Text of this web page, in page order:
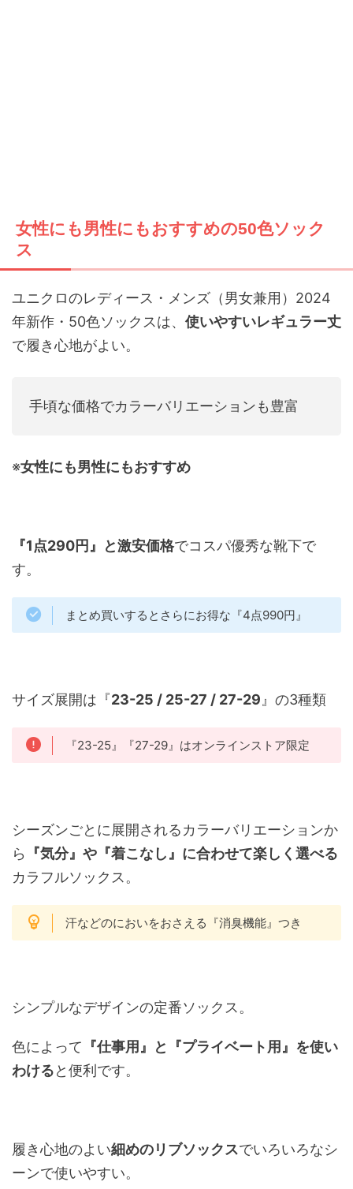
女性にも男性にもおすすめの50色ソック
ス
ユニクロのレディース・メンズ（男女兼用）2024
年新作・50色ソックスは、 使いやすいレギュラー丈
で履き心地がよい。
手頃な価格でカラーバリエーションも豊富
※女性にも男性にもおすすめ
『1点290円』と激安価格でコスパ優秀な靴下で
す。
まとめ買いするとさらにお得な『4点990円』
サイズ展開は『23-25 / 25-27 / 27-29 』の3種類
『23-25』『27-29』はオンラインストア限定
シーズンごとに展開されるカラーバリエーションか
ら
『気分』や『着こなし』に合わせて楽しく選べる
カラフルソックス。
汗などのにおいをおさえる『消臭機能』つき
シンプルなデザインの定番ソックス。
色によって 『仕事用』と『プライベート用』を使い
わけると便利です。
履き心地のよい細めのリブソックスでいろいろなシ
ーンで使いやすい。